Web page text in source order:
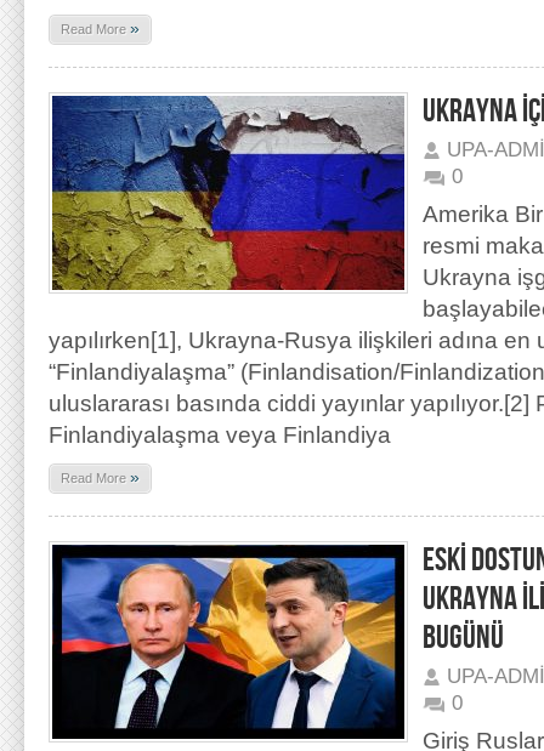
Read More »
UKRAYNA
UPA-
0
Amerika
resmi
Ukrayna
yapılırken[1], Ukrayna-Rusya ilişkileri adına
“Finlandiyalaşma” (Finlandisation/
uluslararası basında ciddi yayınlar yapılıyor.[2]
Finlandiyalaşma veya Finlandiya
Read More »
ESKİ
UKRAYNA
BUGÜNÜ
UPA-
0
Giriş